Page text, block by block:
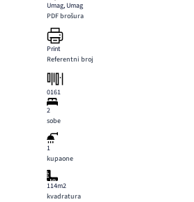
Umag, Umag
PDF brošura
Print
Referentni broj
0161
2
sobe
1
kupaone
114m2
kvadratura